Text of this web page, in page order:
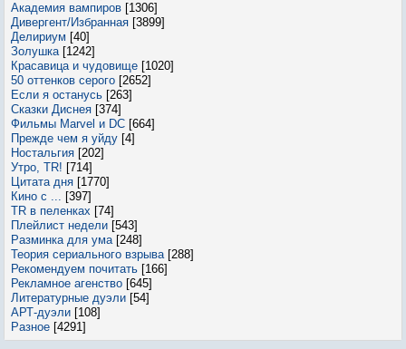
Академия вампиров [1306]
Дивергент/Избранная [3899]
Делириум [40]
Золушка [1242]
Красавица и чудовище [1020]
50 оттенков серого [2652]
Если я останусь [263]
Сказки Диснея [374]
Фильмы Marvel и DC [664]
Прежде чем я уйду [4]
Ностальгия [202]
Утро, TR! [714]
Цитата дня [1770]
Кино с ... [397]
TR в пеленках [74]
Плейлист недели [543]
Разминка для ума [248]
Теория сериального взрыва [288]
Рекомендуем почитать [166]
Рекламное агенство [645]
Литературные дуэли [54]
АРТ-дуэли [108]
Разное [4291]